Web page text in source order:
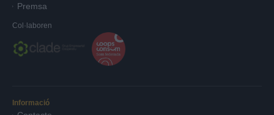
Premsa
Col·laboren
Informació